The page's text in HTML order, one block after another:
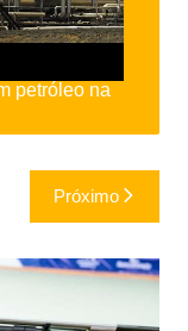
petróleo na
Próximo